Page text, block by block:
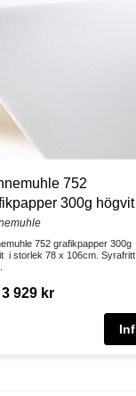
752
300g högvit
752 grafikpapper 300g
i storlek 78 x 106cm. Syrafritt
3 929 kr